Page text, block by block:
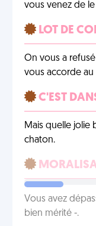
vous venez de
LOT DE
On vous a
vous accorde
C'EST
Mais quelle jolie
chaton.
Vous avez
bien mérité -.